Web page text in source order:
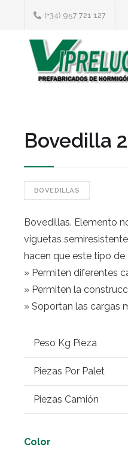
(+34) 957 721 127
Bovedilla
BOVEDILLAS
Bovedillas. Elemento
viguetas
hacen que este tipo
» Permiten diferentes
» Permiten la
» Soportan las cargas
Peso Kg Pieza
Piezas Por Palet
Piezas Camión
Color